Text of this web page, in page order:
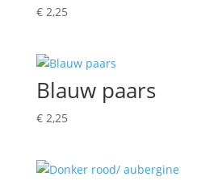
€2,25
Blauw paars
€2,25